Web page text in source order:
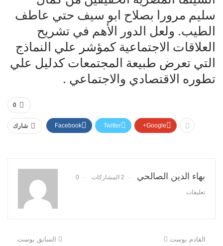
سليم مرورا بصلاح ابو سيف حتي عاطف
الطيب. ولعل الدور الأهم في تشريح
العلاقات الاجتماعية كمؤشر علي النماذج
التي تعرض طبيعة المجتمعات كدليل علي
تطوره الاقتصادي والاجتماعي .
0
شارك Facebook Twitter Google+
بهاء الدين الصالحي 2 المشاركات 0
تعليقات
السابق بوست القادم بوست